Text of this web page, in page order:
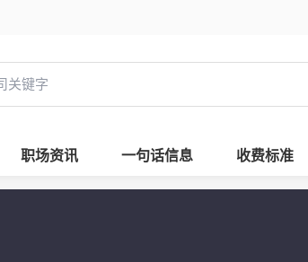
职场资讯 一句话信息 收费标准